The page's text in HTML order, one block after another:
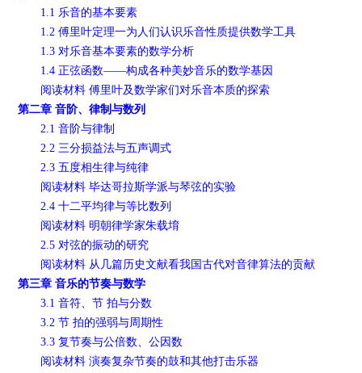
1.1 乐音的基本要素
1.2 傅里叶定理一为人们认识乐音性质提供数学工具
1.3 对乐音基本要素的数学分析
1.4 正弦函数——构成各种美妙音乐的数学基因
阅读材料 傅里叶及数学家们对乐音本质的探索
第二章 音阶、律制与数列
2.1 音阶与律制
2.2 三分损益法与五声调式
2.3 五度相生律与纯律
阅读材料 毕达哥拉斯学派与琴弦的实验
2.4 十二平均律与等比数列
阅读材料 明朝律学家朱载堉
2.5 对弦的振动的研究
阅读材料 从几篇历史文献看我国古代对音律算法的贡献
第三章 音乐的节奏与数学
3.1 音符、节 拍与分数
3.2 节 拍的强弱与周期性
3.3 复节奏与公倍数、公因数
阅读材料 演奏复杂节奏的鼓和其他打击乐器